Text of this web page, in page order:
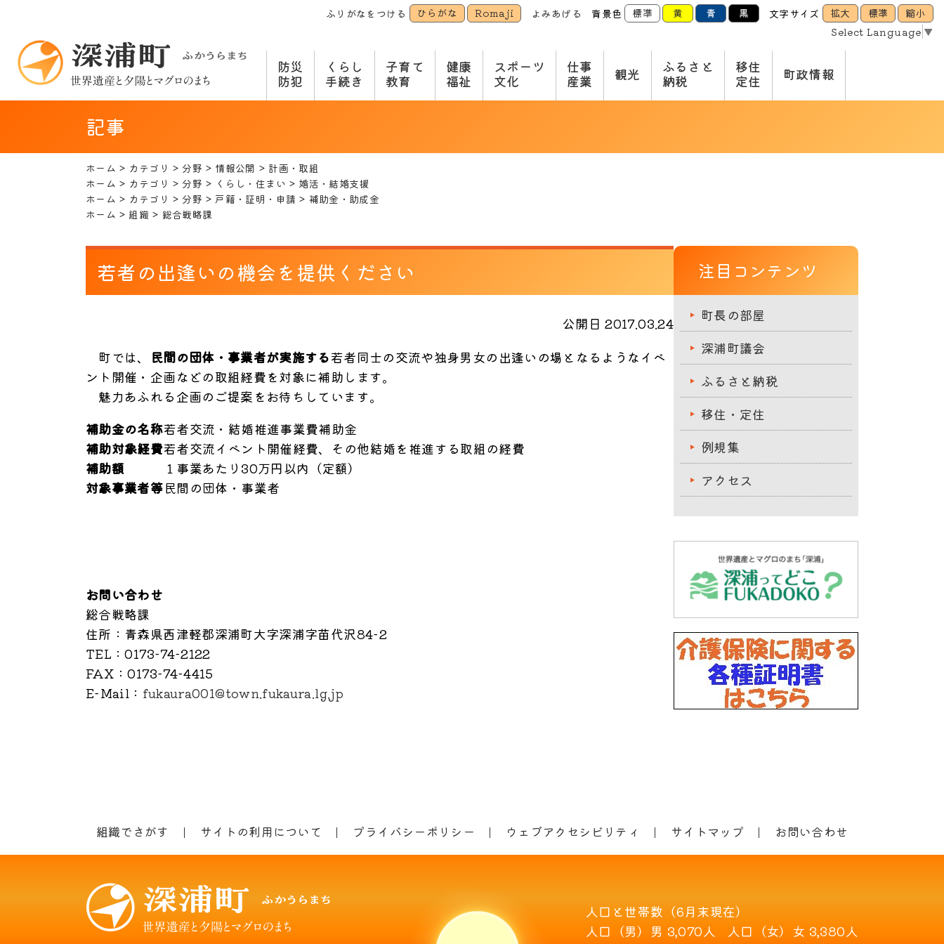
ふりがなをつける ひらがな Romaji よみあげる 背景色 標準 黄 青 黒 文字サイズ 拡大 標準
縮小
Select Language ▼
防災
防犯
くらし
手続き
子育て
教育
健康
福祉
スポーツ
文化
仕事
産業
観光
ふるさと
納税
移住
定住
町政情報
記事
ホーム カテゴリ 分野 情報公開
計画・取組
ホーム
カテゴリ 分野 くらし・住まい
婚活・結婚支援
ホーム
カテゴリ 分野 戸籍・証明・申請
補助金・助成金
ホーム
組織 総合戦略課
若者の出逢いの機会を提供ください
公開日 2017.03.24
町では、
民間の団体・事業者が実施する若者同士の交流や独身男女の出逢いの場となるようなイベ
ント開催・企画などの取組経費を対象に補助します。
魅力あふれる企画のご提案をお待ちしています。
補助金の名称若者交流・結婚推進事業費補助金
補助対象経費若者交流イベント開催経費、その他結婚を推進する取組の経費
補助額
１事業あたり30万円以内（定額）
対象事業者等民間の団体・事業者
お問い合わせ
総合戦略課
住所 ：青森県西津軽郡深浦町大字深浦字苗代沢84-2
TEL ：0173-74-2122
FAX ：0173-74-4415
E-Mail ： fukaura001@town.fukaura.lg.jp
注目コンテンツ
町長の部屋
深浦町議会
ふるさと納税
移住・定住
例規集
アクセス
組織でさがす サイトの利用について プライバシーポリシー ウェブアクセシビリティ サイトマップ お問い合わせ
人口と世帯数（6月末現在）
人口（男） 男 3,070人 人口（女） 女 3,380人